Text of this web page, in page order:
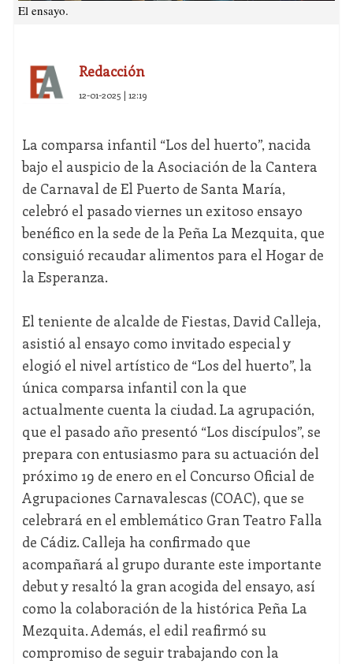
El ensayo.
Redacción
12-01-2025 | 12:19
La comparsa infantil “Los del huerto”, nacida
bajo el auspicio de la Asociación de la Cantera
de Carnaval de El Puerto de Santa María,
celebró el pasado viernes un exitoso ensayo
benéfico en la sede de la Peña La Mezquita, que
consiguió recaudar alimentos para el Hogar de
la Esperanza.
El teniente de alcalde de Fiestas, David Calleja,
asistió al ensayo como invitado especial y
elogió el nivel artístico de “Los del huerto”, la
única comparsa infantil con la que
actualmente cuenta la ciudad. La agrupación,
que el pasado año presentó “Los discípulos”, se
prepara con entusiasmo para su actuación del
próximo 19 de enero en el Concurso Oficial de
Agrupaciones Carnavalescas (COAC), que se
celebrará en el emblemático Gran Teatro Falla
de Cádiz. Calleja ha confirmado que
acompañará al grupo durante este importante
debut y resaltó la gran acogida del ensayo, así
como la colaboración de la histórica Peña La
Mezquita. Además, el edil reafirmó su
compromiso de seguir trabajando con la